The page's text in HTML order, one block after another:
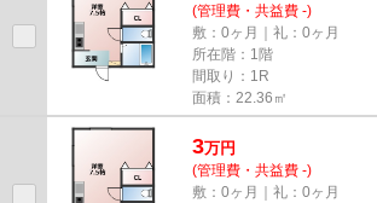
(管理費・共益費 -)
敷：0ヶ月｜礼：0ヶ月
所在階：1階
間取り：1R
面積：22.36㎡
3万円
(管理費・共益費 -)
敷：0ヶ月｜礼：0ヶ月